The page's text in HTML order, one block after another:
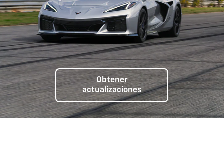
Obtener
actualizaciones